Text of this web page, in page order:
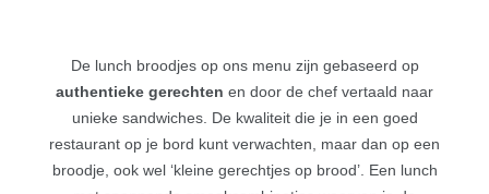
De lunch broodjes op ons menu zijn gebaseerd op
authentieke gerechten en door de chef vertaald naar
unieke sandwiches. De kwaliteit die je in een goed
restaurant op je bord kunt verwachten, maar dan op een
broodje, ook wel ‘kleine gerechtjes op brood’. Een lunch